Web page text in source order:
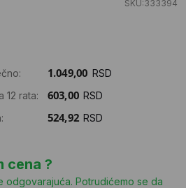
SKU:333394
RSD
12 rata:
RSD
RSD
cena ?
odgovarajuća. Potrudićemo se da